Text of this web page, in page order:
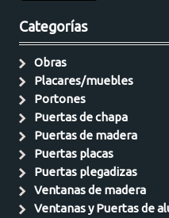
Categorías
Obras
Placares/muebles
Portones
Puertas de chapa
Puertas de madera
Puertas placas
Puertas plegadizas
Ventanas de madera
Ventanas y Puertas de